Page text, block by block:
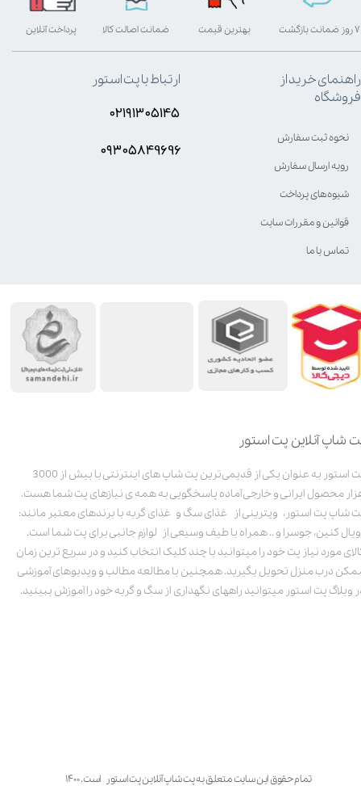
شاپ آنلاین پت استور
پت استور به عنوان یکی از قدیمی‌ترین پت شاپ های اینترنتی با بیش از 3000
محصول ایرانی و خارجی آماده پاسخگویی به همه ی نیازهای پت شما هست.
شاپ پت استور، ویترینی از غذای سگ و غذای گربه با برندهای معتبر مانند:
کنین، جوسرا و .. همراه با طیف وسیعی از لوازم جانبی برای پت شما است.
مورد نیاز پت خود را میتوانید با چند کلیک انتخاب کنید و در سریع ترین زمان
درب منزل تحویل بگیرید. همچنین با مطالعه مطالب و ویدیوهای آموزشی
وبلاگ پت استور میتوانید راههای نگهداری از سگ و گربه خود را آموزش ببینید.
تمام حقوق این سایت متعلق به پت شاپ آنلاین پت استور است. ۱۴۰۰
بهترین قیمت پرداخت آنلاین ۷ روز ضمانت بازگشت ضمانت اصالت کالا
راهنمای خرید از
فروشگاه
نحوه ثبت سفارش
رویه ارسال سفارش
شیوه‌های پرداخت
قوانین و مقررات سایت
تماس با ما
ارتباط با پت استور
۰۲۱۹۱۳۰۵۱۴۵
۰۹۳۰۵8۴9696